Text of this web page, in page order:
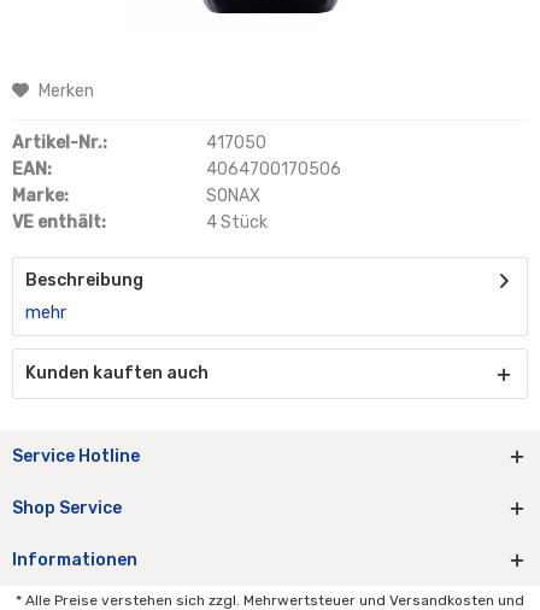
Merken
Artikel-Nr.:
417050
EAN:
4064700170506
Marke:
SONAX
VE enthält:
4 Stück
Beschreibung
mehr
Kunden kauften auch
Service Hotline
Shop Service
Informationen
* Alle Preise verstehen sich zzgl. Mehrwertsteuer und Versandkosten und